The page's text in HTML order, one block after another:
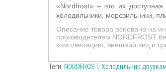
«Nordfrost» – это их
холодильники, морозильники,
Описание товара основано на
производителем NORDFROST
комплектацию, внешний вид и
Теги: NORDFROST, Холодильник